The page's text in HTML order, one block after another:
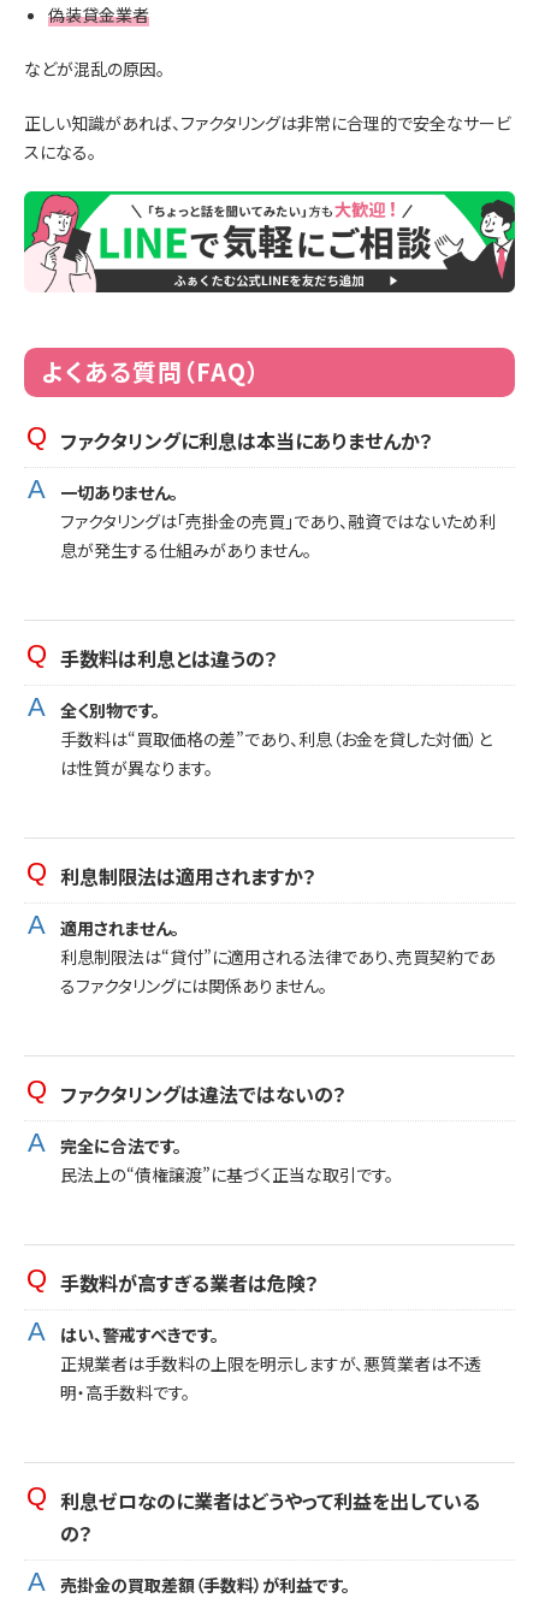
偽装貸金業者
などが混乱の原因。
正しい知識があれば、ファクタリングは非常に合理的で安全なサービ
スになる。
よくある質問（FAQ）
ファクタリングに利息は本当にありませんか？
一切ありません。
ファクタリングは「売掛金の売買」であり、融資ではないため利
息が発生する仕組みがありません。
手数料は利息とは違うの？
全く別物です。
手数料は“買取価格の差”であり、利息（お金を貸した対価）と
は性質が異なります。
利息制限法は適用されますか？
適用されません。
利息制限法は“貸付”に適用される法律であり、売買契約であ
るファクタリングには関係ありません。
ファクタリングは違法ではないの？
完全に合法です。
民法上の“債権譲渡”に基づく正当な取引です。
手数料が高すぎる業者は危険？
はい、警戒すべきです。
正規業者は手数料の上限を明示しますが、悪質業者は不透
明・高手数料です。
利息ゼロなのに業者はどうやって利益を出している
の？
売掛金の買取差額（手数料）が利益です。